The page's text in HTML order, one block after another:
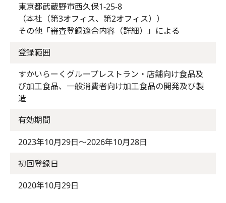
東京都武蔵野市西久保1-25-8
（本社（第3オフィス、第2オフィス））
その他「審査登録適合内容（詳細）」による
登録範囲
すかいらーくグループレストラン・店舗向け食品及
び加工食品、一般消費者向け加工食品の開発及び製
造
有効期間
2023年10月29日～2026年10月28日
初回登録日
2020年10月29日